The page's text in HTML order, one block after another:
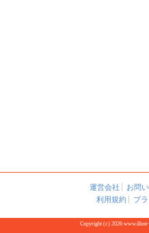
運営会社 お問
利用規約
プ
Copyright (c) 2026